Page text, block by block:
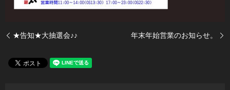
★告知★大抽選会♪♪ 年末年始営業のお知らせ。